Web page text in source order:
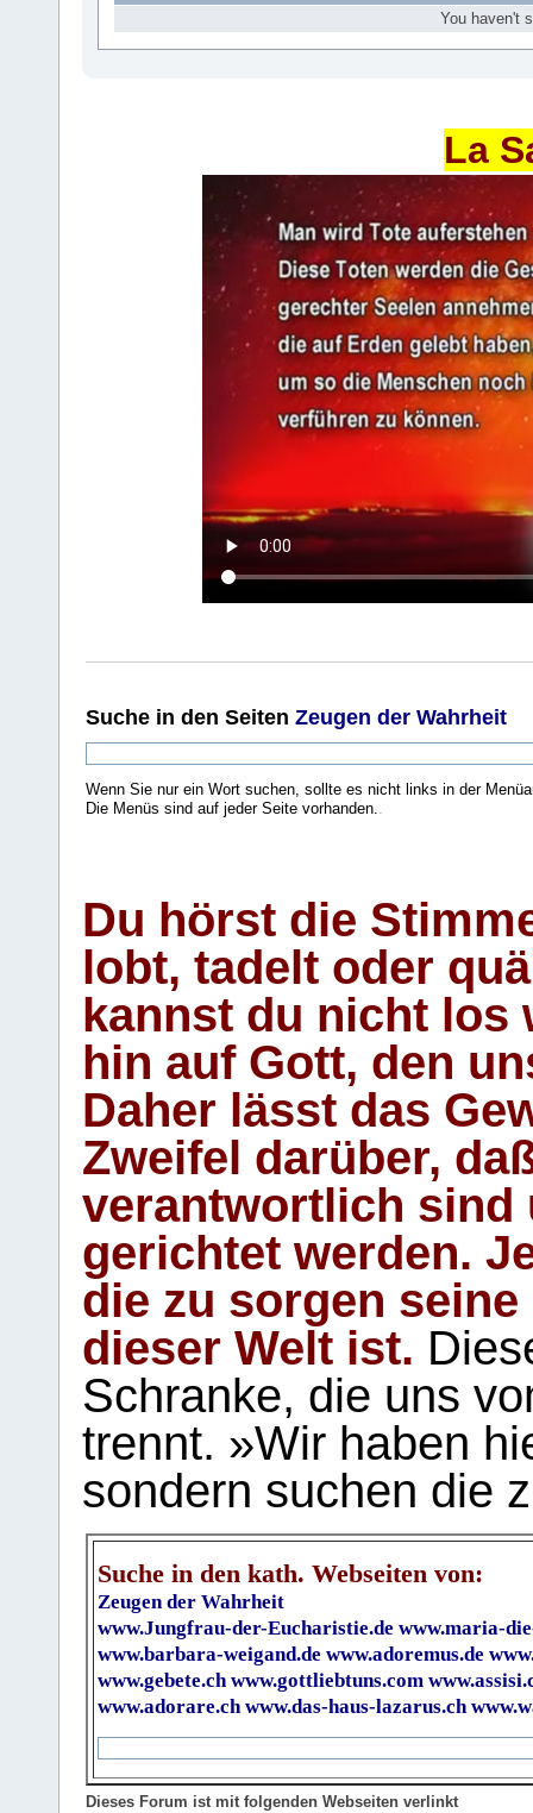
You haven't
La
Suche in den Seiten Zeugen der Wahrheit
Wenn Sie nur ein Wort suchen, sollte es nicht links in der
Die Menüs sind auf jeder Seite vorhanden..
Du hörst die
lobt, tadelt oder
kannst du nicht los
hin auf Gott, den
Daher lässt das
Zweifel darüber,
verantwortlich sind
gerichtet werden.
die zu sorgen
dieser Welt ist.
Schranke, die uns
trennt. »Wir haben
sondern suchen die
Suche in den kath. Webseiten von:
Zeugen der Wahrheit
www.Jungfrau-der-Eucharistie.de www.maria-
www.barbara-weigand.de www.adoremus.de
www.gebete.ch www.gottliebtuns.com
www.adorare.ch www.das-haus-lazarus.ch
Dieses Forum ist mit folgenden Webseiten verlinkt